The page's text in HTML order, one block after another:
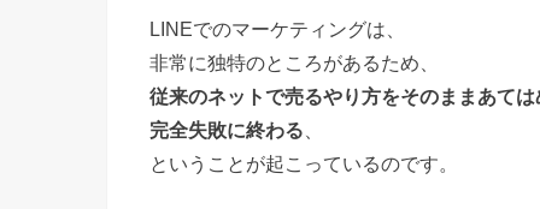
LINEでのマーケティングは、
非常に独特のところがあるため、
従来のネットで売るやり方をそのままあては
完全失敗に終わる
ということが起こっているのです。